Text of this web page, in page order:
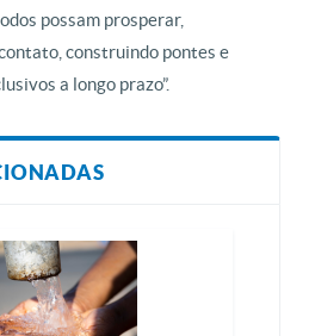
possam prosperar,
construindo pontes e
a longo prazo”.